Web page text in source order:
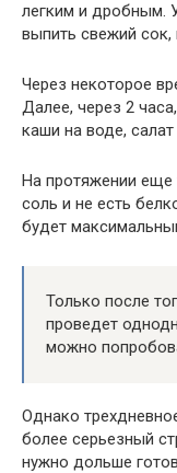
легким и дробным.
выпить свежий
Через некоторое
Далее, через 2
каши на воде,
На протяжении еще
соль и не есть
будет
Только после
проведет
можно
Однако
более серьезный
нужно дольше